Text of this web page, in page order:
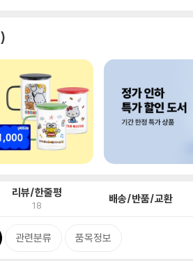
리뷰/한줄평
18 배송/반품/교환
관련분류 품목정보